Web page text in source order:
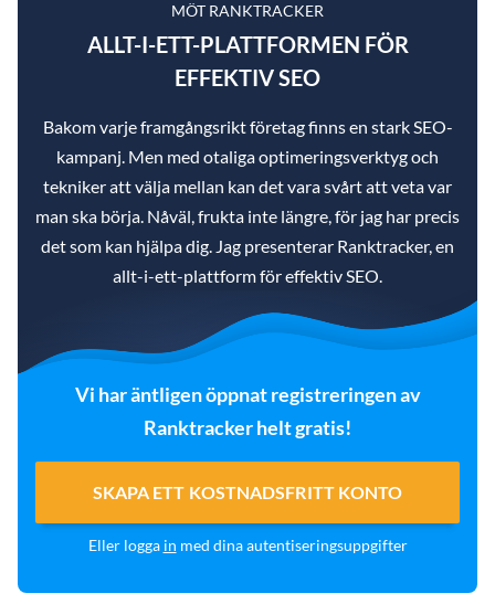
MÖT RANKTRACKER
ALLT-I-ETT-PLATTFORMEN FÖR
EFFEKTIV SEO
Bakom varje framgångsrikt företag finns en stark SEO-
kampanj. Men med otaliga optimeringsverktyg och
tekniker att välja mellan kan det vara svårt att veta var
man ska börja. Nåväl, frukta inte längre, för jag har precis
det som kan hjälpa dig. Jag presenterar Ranktracker, en
allt-i-ett-plattform för effektiv SEO.
Vi har äntligen öppnat registreringen av
Ranktracker helt gratis!
SKAPA ETT KOSTNADSFRITT KONTO
Eller logga in med dina autentiseringsuppgifter